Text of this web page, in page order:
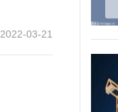
2022-03-21